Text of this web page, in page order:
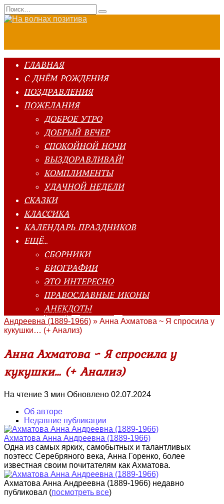
Перейти
к
Search
for:
ГЛАВНАЯ
С ДНЁМ РОЖДЕНИЯ
ПОЗДРАВЛЕНИЯ
ПОЖЕЛАНИЯ
ДОБРОЕ УТРО
ДОБРЫЙ ВЕЧЕР
СПОКОЙНОЙ НОЧИ
ВЫЗДОРАВЛИВАЙ!
КОМПЛИМЕНТЫ
УДАЧНОЙ НЕДЕЛИ
СКАЗКИ
КЛАССИКА
КАЛЕНДАРЬ ПРАЗДНИКОВ
ЕЩЁ…
СБОРНИКИ
БИОГРАФИИ
ЭТО ИНТЕРЕСНО
ПРАВОСЛАВНЫЕ ИКОНЫ
АНЕКДОТЫ
Главная страница»Классика
Андреевна (1889-1966) » Анна Ахматова ~ Я спросила у
кукушки… (+ Анализ)
Анна Ахматова ~ Я спросила у
кукушки… (+ Анализ)
На чтение 3 мин Обновлено 02.07.2024
Об авторе
Недавние публикации
Ахматова Анна Андреевна (1889-1966)
Одна из самых ярких, самобытных и талантливых
поэтесс Серебряного века, Анна Горенко, более
известная своим почитателям как Ахматова.
Ахматова Анна Андреевна (1889-1966) недавно
публиковал (посмотреть все)